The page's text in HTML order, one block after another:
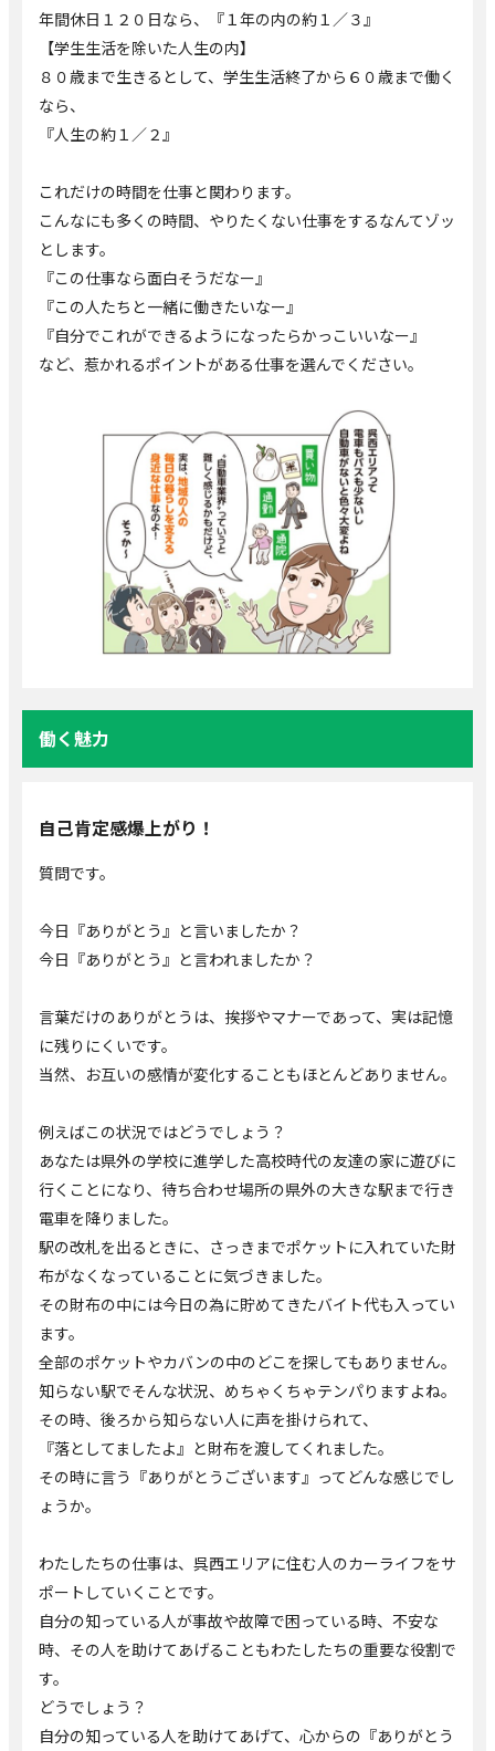
年間休日１２０日なら、『１年の内の約１／３』
【学生生活を除いた人生の内】
８０歳まで生きるとして、学生生活終了から６０歳まで働く
なら、
『人生の約１／２』
これだけの時間を仕事と関わります。
こんなにも多くの時間、やりたくない仕事をするなんてゾッ
とします。
『この仕事なら面白そうだなー』
『この人たちと一緒に働きたいなー』
『自分でこれができるようになったらかっこいいなー』
など、惹かれるポイントがある仕事を選んでください。
働く魅力
自己肯定感爆上がり！
質問です。
今日『ありがとう』と言いましたか？
今日『ありがとう』と言われましたか？
言葉だけのありがとうは、挨拶やマナーであって、実は記憶
に残りにくいです。
当然、お互いの感情が変化することもほとんどありません。
例えばこの状況ではどうでしょう？
あなたは県外の学校に進学した高校時代の友達の家に遊びに
行くことになり、待ち合わせ場所の県外の大きな駅まで行き
電車を降りました。
駅の改札を出るときに、さっきまでポケットに入れていた財
布がなくなっていることに気づきました。
その財布の中には今日の為に貯めてきたバイト代も入ってい
ます。
全部のポケットやカバンの中のどこを探してもありません。
知らない駅でそんな状況、めちゃくちゃテンパりますよね。
その時、後ろから知らない人に声を掛けられて、
『落としてましたよ』と財布を渡してくれました。
その時に言う『ありがとうございます』ってどんな感じでし
ょうか。
わたしたちの仕事は、呉西エリアに住む人のカーライフをサ
ポートしていくことです。
自分の知っている人が事故や故障で困っている時、不安な
時、その人を助けてあげることもわたしたちの重要な役割で
す。
どうでしょう？
自分の知っている人を助けてあげて、心からの『ありがとう